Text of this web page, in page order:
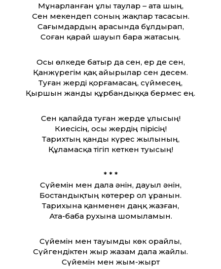
Мұнарланған ұлы таулар – ата шың,
Сен мекендеп соның жақпар тасасын.
Сағымдардың арасында бұлдырап,
Соған қарай шауып бара жатасың.
Осы өлкеде батыр да сен, ер де сен,
Қанжүрегім қақ айырылар сен десем.
Туған жерді қорғамасаң, сүймесең,
Қыршын жанды құрбандыққа бермес ең.
Сен қалайда туған жерде ұлысың!
Киесісің, осы жердің пірісің!
Тарихтың қанды күрес жылының,
Құламасқа тігіп кеткен туысың!
* * *
Сүйемін мен дала әнін, дауыл әнін,
Бостандықтың көтерер ол ұранын.
Тарихына қанменен даңқ жазған,
Ата-баба рухына шомыламын.
Сүйемін мен тауымды көк орайлы,
Сүйгендіктен жыр жазам дала жайлы.
Сүйемін мен жым-жырт